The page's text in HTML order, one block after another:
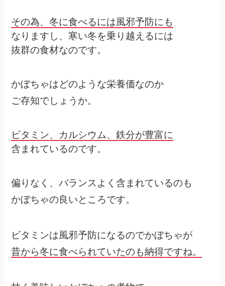
その為、冬に食べるには風邪予防にも
なりますし、寒い冬を乗り越えるには
抜群の食材なのです。
かぼちゃはどのような栄養価なのか
ご存知でしょうか。
ビタミン、カルシウム、鉄分が豊富に
含まれているのです。
偏りなく、バランスよく含まれているのも
かぼちゃの良いところです。
ビタミンは風邪予防になるのでかぼちゃが
昔から冬に食べられていたのも納得ですね。